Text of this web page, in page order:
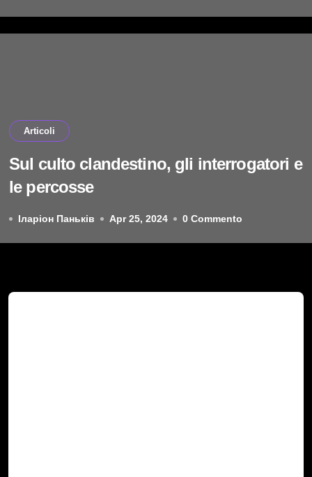
Articoli
Sul culto clandestino, gli interrogatori e
le percosse
Іларіон Паньків Apr 25, 2024 0 Commento